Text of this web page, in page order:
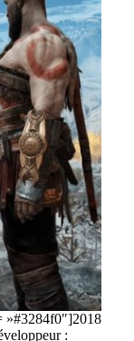
»#3284f0″]2018
: